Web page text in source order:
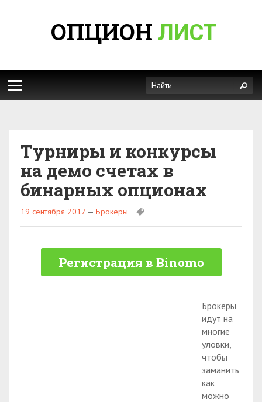
ОПЦИОН ЛИСТ
Турниры и конкурсы
на демо счетах в
бинарных опционах
19 сентября 2017 — Брокеры
Регистрация в Binomo
Брокеры
идут на
многие
уловки,
чтобы
заманить
как
можно